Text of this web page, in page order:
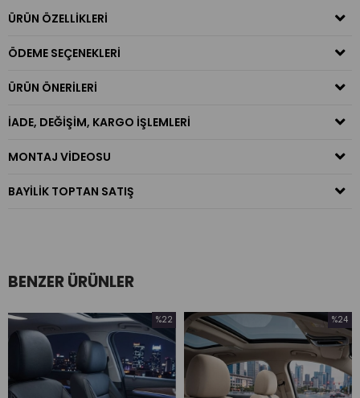
ÜRÜN ÖZELLIKLERI
ÖDEME SEÇENEKLERI
ÜRÜN ÖNERILERI
İADE, DEĞIŞIM, KARGO İŞLEMLERI
MONTAJ VIDEOSU
BAYILIK TOPTAN SATIŞ
BENZER ÜRÜNLER
%22
İndirim
%22İndirim
%24
İndirim
%24İndirim